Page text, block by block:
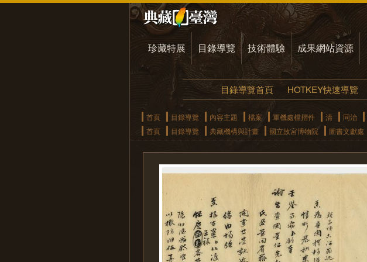
珍藏特展 目錄導覽 技術體驗 成果網站資源
目錄導覽首頁 HOTKEY快速導覽
首頁 目錄導覽 內容主題 檔案 軍機處檔摺件 清 同治
首頁
目錄導覽 典藏機構與計畫 國立故宮博物院 圖書文獻處